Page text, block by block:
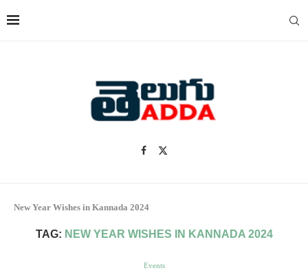
New Year Wishes in Kannada 2024
TAG: NEW YEAR WISHES IN KANNADA 2024
Events